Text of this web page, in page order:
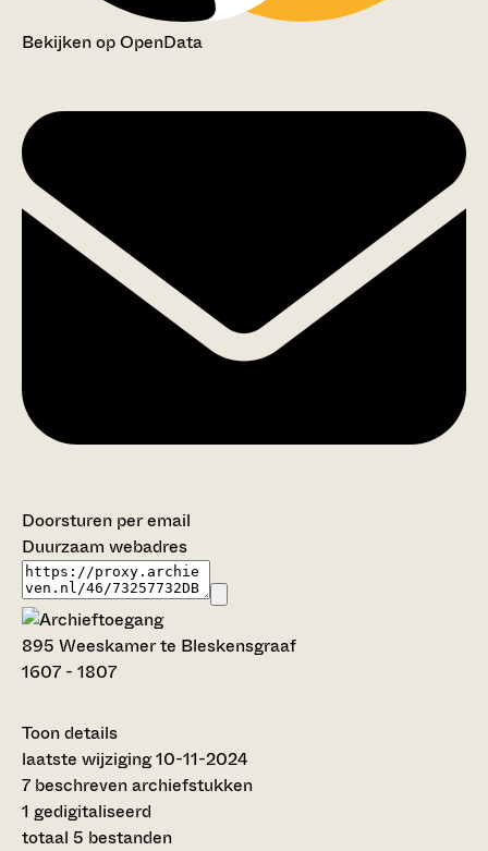
Bekijken op OpenData
Doorsturen per email
Duurzaam webadres
895 Weeskamer te Bleskensgraaf
1607 - 1807
Toon details
Datering:
1607 - 1807
Auteur:
---
laatste wijziging 10-11-2024
7 beschreven archiefstukken
1 gedigitaliseerd
totaal 5 bestanden